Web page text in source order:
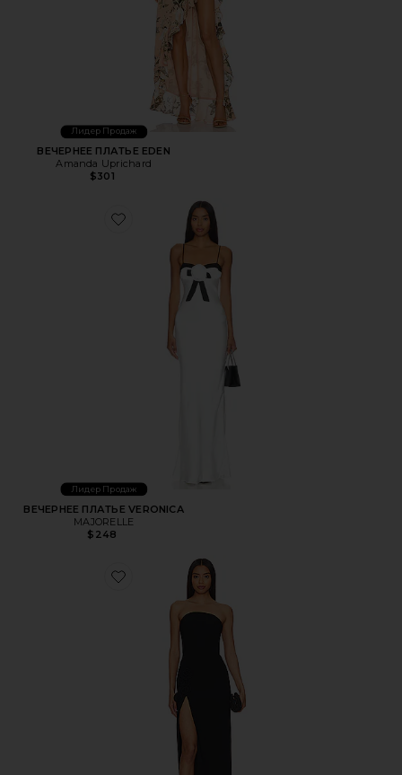
Лидер Продаж
ВЕЧЕРНЕЕ ПЛАТЬЕ EDEN
Amanda Uprichard
$301
Favorite ВЕЧЕРНЕЕ ПЛАТЬЕ VERONICA
Лидер Продаж
ВЕЧЕРНЕЕ ПЛАТЬЕ VERONICA
MAJORELLE
$248
Favorite ВЕЧЕРНЕЕ ПЛАТЬЕ WOLFE